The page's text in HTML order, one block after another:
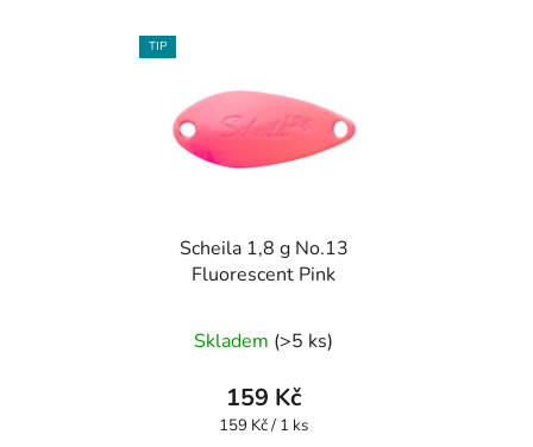
TIP
Scheila 1,8 g No.13
Fluorescent Pink
Skladem (>5 ks)
159 Kč
Měrná
159 Kč / 1 ks